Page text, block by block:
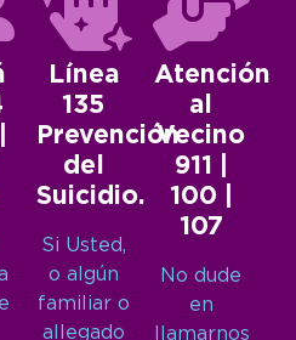
Línea
135
Prevención
del
Suicidio.
Si Usted,
o algún
familiar o
allegado
Atención
al
Vecino
911 |
100 |
107
No dude
en
llamarnos